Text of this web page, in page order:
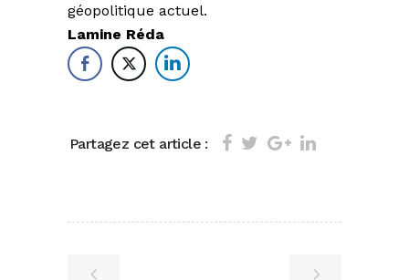
géopolitique actuel.
Lamine Réda
Partagez cet article :